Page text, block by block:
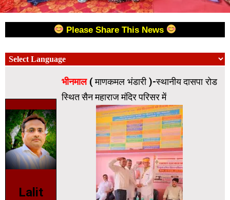
Please Share This News
Lalit
भीनमाल( माणकमल भंडारी )-स्थानीय दासपा रोड
स्थित सैन महाराज मंदिर परिसर में